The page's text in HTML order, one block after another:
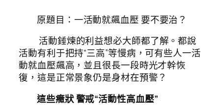
原題目：一活動就飆血壓 要不要治？
活動錘煉的利益想必大師都了解。都說
活動有利于把持“三高”等慢病，可有些人一活
動就血壓飆高，並且很長一段時光才幹恢
復，這是正常景象仍是身材在預警？
這些癥狀 警戒“活動性高血壓”